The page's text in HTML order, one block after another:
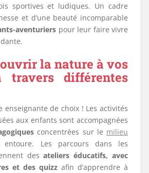
sportives et ludiques. Un cadre
et d’une beauté incomparable
aventuriers pour leur faire vivre
la nature à vos
travers différentes
enseignante de choix ! Les activités
aux enfants sont accompagnées
concentrées sur le milieu
Les parcours dans les
desateliers éducatifs, avec
et des quizz afin d’apprendre à